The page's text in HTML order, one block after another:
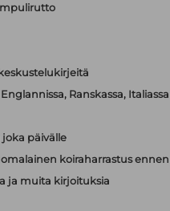
Ranskassa,
päivälle
koiraharrastus
ja muita kirjoituksia